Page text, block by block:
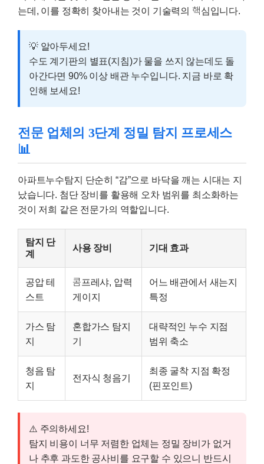
는데, 이를 정확히 찾아내는 것이 기술력의 핵심입니다.
💡 알아두세요!
수도 계기판의 별표(지침)가 물을 쓰지 않는데도 돌
아간다면 90% 이상 배관 누수입니다. 지금 바로 확
인해 보세요!
전문 업체의 3단계 정밀 탐지 프로세스
📊
아파트누수탐지 단순히 “감”으로 바닥을 깨는 시대는 지
났습니다. 첨단 장비를 활용해 오차 범위를 최소화하는
것이 저희 같은 전문가의 역할입니다.
탐지 단
계
사용 장비 기대 효과
공압 테
스트
콤프레샤, 압력
게이지
어느 배관에서 새는지
특정
가스 탐
지
혼합가스 탐지
기
대략적인 누수 지점
범위 축소
청음 탐
지
전자식 청음기
최종 굴착 지점 확정
(핀포인트)
⚠️ 주의하세요!
탐지 비용이 너무 저렴한 업체는 정밀 장비가 없거
나 추후 과도한 공사비를 요구할 수 있으니 반드시